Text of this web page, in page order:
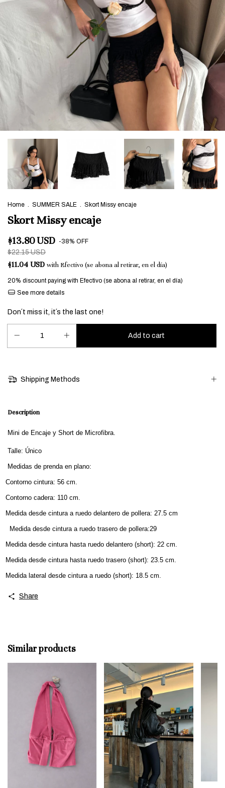
Home . SUMMER SALE . Skort Missy encaje
Skort Missy encaje
$13.80 USD -38% OFF
$22.15 USD
$11.04 USD with Efectivo (se abona al retirar, en el día)
20% discountpaying with Efectivo (se abona al retirar, en el día)
See more details
Don´t miss it, it´s the last one!
Shipping Methods
Description
Mini de Encaje y Short de Microfibra.
Talle: Único
Medidas de prenda en plano:
Contorno cintura: 56 cm.
Contorno cadera: 110 cm.
Medida desde cintura a ruedo delantero de pollera: 27.5 cm
desde cintura a ruedo trasero de pollera:29
Medida desde cintura hasta ruedo delantero (short): 22 cm.
Medida desde cintura hasta ruedo trasero (short): 23.5 cm.
Medida lateral desde cintura a ruedo (short): 18.5 cm.
Share
Similar products